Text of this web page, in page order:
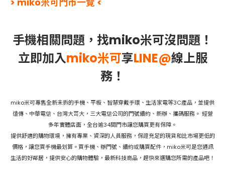
手機相關問題，找miko米可沒問題！
立即加入miko米可享LINE@線上服
務！
miko米可專售全新未拆的手機、平板、智慧穿戴手環、生活家電等3C產品，並提供
遠傳、中華電信、台灣大哥大，三大電信公司的門號續約、新辦、攜碼服務。 經營
多年實體店面，全台逾34間門市讓您購買更有保障。
提供舒適的購物環境，擁有專業、資深的人員服務，保證充足的現貨和比市場更低的
價格，讓您買手機最划算。買手機、辦門號、續約或購買配件，miko米可是您通訊
生活的好鄰居，提供安心的購物體驗，最新科技商品，趕快來選購您所需的產品吧！